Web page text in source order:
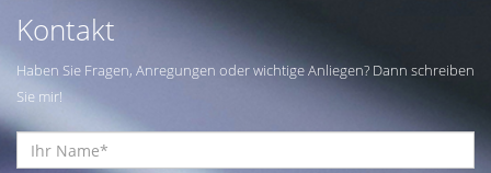
Kontakt
Haben Sie Fragen, Anregungen oder wichtige Anliegen? Dann schreiben
Sie mir!